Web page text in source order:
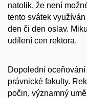
natolik, že není
tento svátek
den či den oslav.
udílení cen rektora.
Dopolední
právnické fakulty.
počin, významný